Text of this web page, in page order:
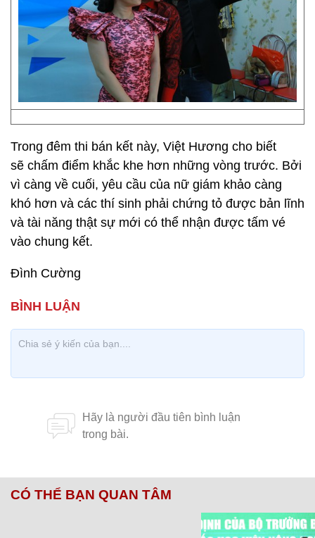
Trong đêm thi bán kết này, Việt Hương cho biết
sẽ chấm điểm khắc khe hơn những vòng trước. Bởi
vì càng về cuối, yêu cầu của nữ giám khảo càng
khó hơn và các thí sinh phải chứng tỏ được bản lĩnh
và tài năng thật sự mới có thể nhận được tấm vé
vào chung kết.
Đình Cường
CÓ THỂ BẠN QUAN TÂM